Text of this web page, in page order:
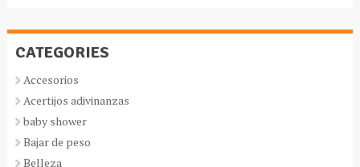
CATEGORIES
Accesorios
Acertijos adivinanzas
baby shower
Bajar de peso
Belleza